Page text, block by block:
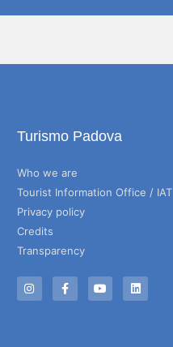
Turismo Padova
Who we are
Tourist Information Office / IAT
Privacy policy
Credits
Transparency